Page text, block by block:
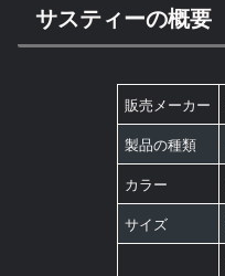
サスティーの概要
販売メーカー
製品の種類
カラー
サイズ